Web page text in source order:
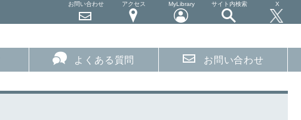
お問い合わせ アクセス MyLibrary サイト内検索 X
よくある質問 お問い合わせ